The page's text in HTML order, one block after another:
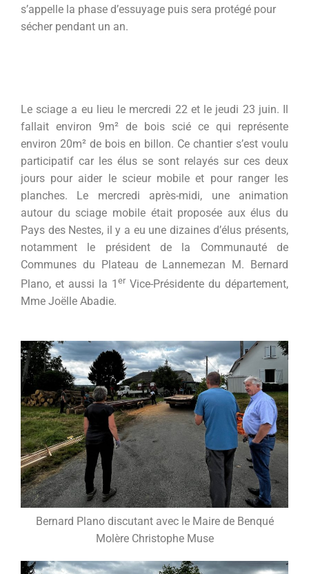
s’appelle la phase d’essuyage puis sera protégé pour
sécher pendant un an.
Le sciage a eu lieu le mercredi 22 et le jeudi 23 juin. Il
fallait environ 9m² de bois scié ce qui représente
environ 20m² de bois en billon. Ce chantier s’est voulu
participatif car les élus se sont relayés sur ces deux
jours pour aider le scieur mobile et pour ranger les
planches. Le mercredi après-midi, une animation
autour du sciage mobile était proposée aux élus du
Pays des Nestes, il y a eu une dizaines d’élus présents,
notamment le président de la Communauté de
Communes du Plateau de Lannemezan M. Bernard
Plano, et aussi la 1 er Vice-Présidente du département,
Mme Joëlle Abadie.
Bernard Plano discutant avec le Maire de Benqué
Molère Christophe Muse